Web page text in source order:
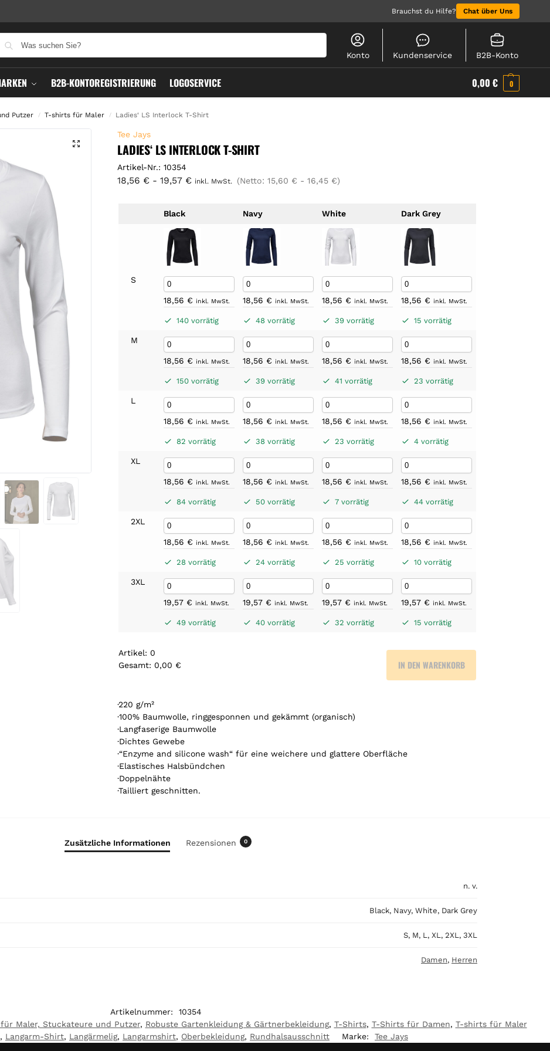
Brauchst du Hilfe? Chat über Uns
Konto Kundenservice B2B-Konto
B2B-KONTOREGISTRIERUNG LOGOSERVICE 0,00 € 0
Putzer / T-shirts für Maler / Ladies‘ LS Interlock T-Shirt
Tee Jays
LADIES‘ LS INTERLOCK T-SHIRT
Artikel-Nr.: 10354
18,56 € -19,57 € inkl. MwSt. (Netto:15,60 € -16,45 €)
Black Navy White Dark Grey
S
18,56€ inkl. MwSt.
140 vorrätig
18,56€ inkl. MwSt.
48 vorrätig
18,56€ inkl. MwSt.
39 vorrätig
18,56€ inkl. MwSt.
15 vorrätig
M
18,56€ inkl. MwSt.
150 vorrätig
18,56€ inkl. MwSt.
39 vorrätig
18,56€ inkl. MwSt.
41 vorrätig
18,56€ inkl. MwSt.
23 vorrätig
L
18,56€ inkl. MwSt.
82 vorrätig
18,56€ inkl. MwSt.
38 vorrätig
18,56€ inkl. MwSt.
23 vorrätig
18,56€ inkl. MwSt.
4 vorrätig
XL
18,56€ inkl. MwSt.
84 vorrätig
18,56€ inkl. MwSt.
50 vorrätig
18,56€ inkl. MwSt.
7 vorrätig
18,56€ inkl. MwSt.
44 vorrätig
2XL
18,56€ inkl. MwSt.
28 vorrätig
18,56€ inkl. MwSt.
24 vorrätig
18,56€ inkl. MwSt.
25 vorrätig
18,56€ inkl. MwSt.
10 vorrätig
3XL
19,57€ inkl. MwSt.
49 vorrätig
19,57€ inkl. MwSt.
40 vorrätig
19,57€ inkl. MwSt.
32 vorrätig
19,57€ inkl. MwSt.
15 vorrätig
Artikel: 0
Gesamt: 0,00 €
r
t
i
k
e
l
.
Y
t
o
IN DEN WARENKORB
·220 g/m²
·100% Baumwolle, ringgesponnen und gekämmt (organisch)
·Langfaserige Baumwolle
·Dichtes Gewebe
·“Enzyme and silicone wash“ für eine weichere und glattere Oberfläche
·Elastisches Halsbündchen
·Doppelnähte
·Tailliert geschnitten.
Zusätzliche Informationen Rezensionen 0
n. v.
Black, Navy, White, Dark Grey
S, M, L, XL, 2XL, 3XL
Damen, Herren
Artikelnummer:
10354
Maler, Stuckateure und Putzer, Robuste Gartenkleidung & Gärtnerbekleidung, T-Shirts, T-Shirts für Damen, T-shirts für Maler
, Langarm-Shirt, Langärmelig, Langarmshirt, Oberbekleidung, Rundhalsausschnitt Marke: Tee Jays